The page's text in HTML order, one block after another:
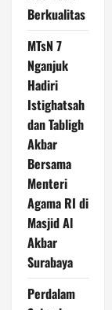
Berkualitas
MTsN 7
Nganjuk
Hadiri
Istighatsah
dan Tabligh
Akbar
Bersama
Menteri
Agama RI di
Masjid Al
Akbar
Surabaya
Perdalam